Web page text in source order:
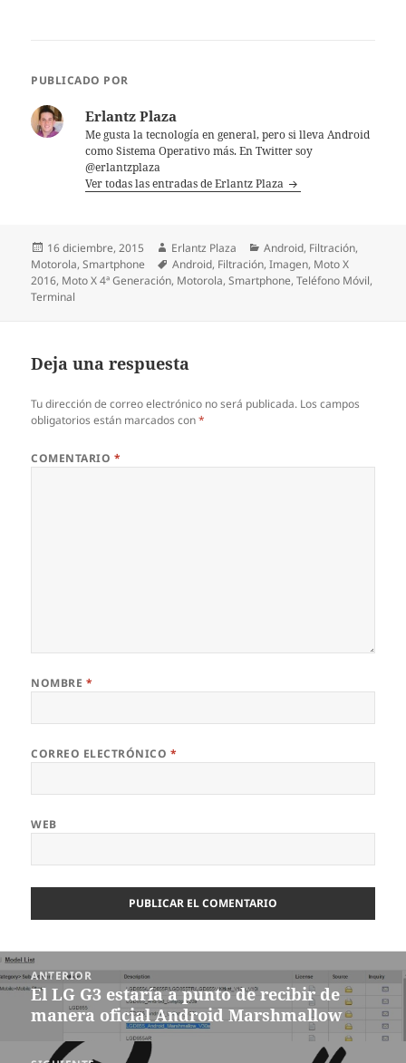
PUBLICADO POR
Erlantz Plaza
Me gusta la tecnología en general, pero si lleva Android
como Sistema Operativo más. En Twitter soy
@erlantzplaza
Ver todas las entradas de Erlantz Plaza
Publicado
el
16 diciembre, 2015 Autor
Erlantz Plaza Categorías
Android, Filtración,
Motorola,Smartphone Etiquetas
Android, Filtración,Imagen, Moto X
2016, Moto X 4ª Generación, Motorola,Smartphone,Teléfono Móvil,
Terminal
Deja una respuesta
Tu dirección de correo electrónico no será publicada. Los campos
obligatorios están marcados con*
COMENTARIO *
NOMBRE *
CORREO ELECTRÓNICO *
WEB
Navegación
de
entradas
ANTERIOR
Entrada
anterior:
El LG G3 estaría a punto de recibir de
manera oficial Android Marshmallow